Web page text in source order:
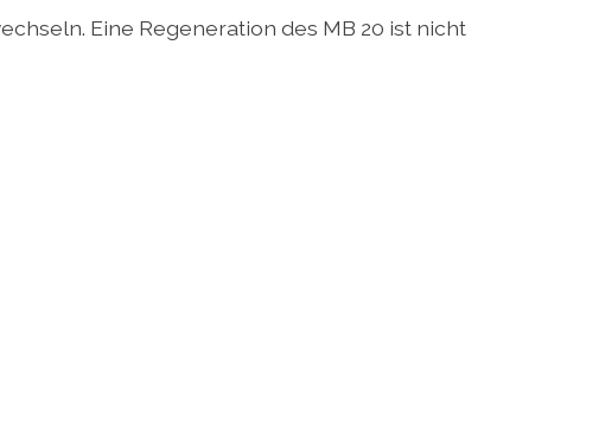
Eine Regeneration des MB 20 ist nicht